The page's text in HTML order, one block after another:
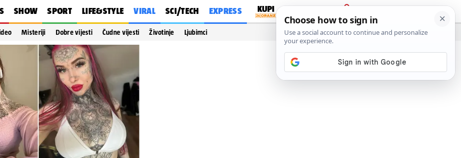
SHOW SPORT LIFE&STYLE VIRAL SCI/TECH EXPRESS
PRIJAVA
Misteriji Dobre vijesti Čudne vijesti Životinje Ljubimci